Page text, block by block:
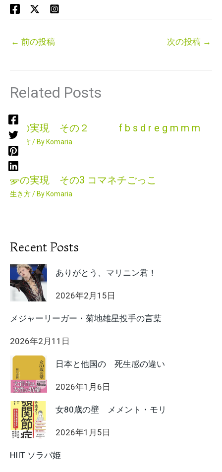
← 前の投稿 次の投稿 →
Related Posts
夢の実現 その２ f b s d r e g m m m
生き方/ By Komaria
夢の実現 その3 コマネチごっこ
生き方/ By Komaria
Recent Posts
ありがとう、マリニン君！
2026年2月15日
メジャーリーガー・菊地雄星投手の言葉
2026年2月11日
日本と他国の 死生感の違い
2026年1月6日
女80歳の壁 メメント・モリ
2026年1月5日
HIIT ソラパ姫